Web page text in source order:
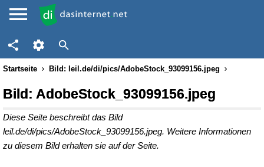
Startseite Bild: leil.de/di/pics/AdobeStock_93099156.jpeg
Bild: AdobeStock_93099156.jpeg
Diese Seite beschreibt das Bild
leil.de/di/pics/AdobeStock_93099156.jpeg. Weitere Informationen
zu diesem Bild erhalten sie auf der Seite.